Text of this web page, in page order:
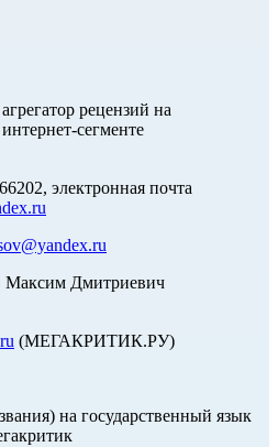
рецензий на
сегменте
электронная почта
Максим Дмитриевич
(МЕГАКРИТИК.РУ)
на государственный язык